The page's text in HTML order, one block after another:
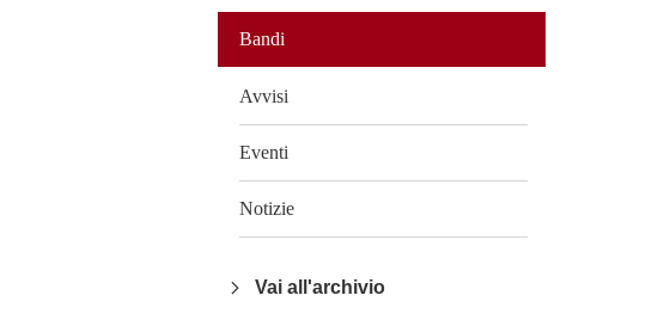
Bandi
Avvisi
Eventi
Notizie
Vai all'archivio